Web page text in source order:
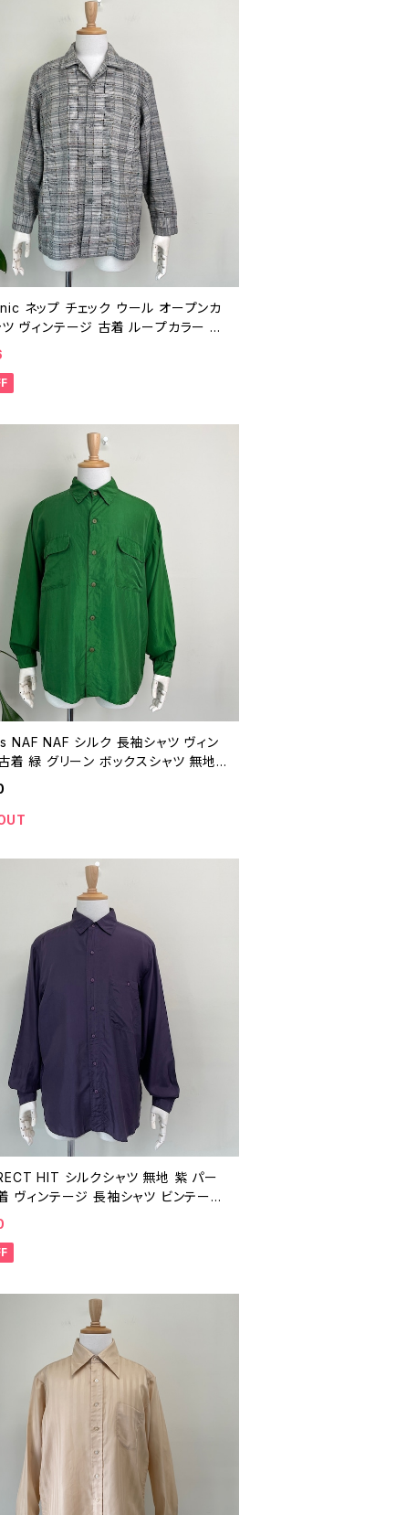
ネップ チェック ウール オープンカ
ツ ヴィンテージ 古着 ループカラー ボ
ャツ 長袖シャツ 60年代 ビンテージ L
NAF NAF シルク 長袖シャツ ヴィン
着 緑 グリーン ボックスシャツ 無地
フランス 80年代 90年代 ビンテージ
HIT シルクシャツ 無地 紫 パー
ヴィンテージ 長袖シャツ ビンテージ